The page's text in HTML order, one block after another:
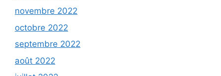
novembre 2022
octobre 2022
septembre 2022
août 2022